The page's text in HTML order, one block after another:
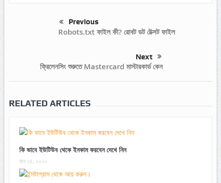
Previous
Robots.txt ফাইল কী? রোবট ডট টেক্সট ফাইল
Next
ফ্রিলেনসিং শুরুতে Mastercard মাস্টারকার্ড কেন
RELATED ARTICLES
কি ভাবে ইউটিউব থেকে ইনকাম করবেন দেখে নিন
জুন ২৪, ২০২০